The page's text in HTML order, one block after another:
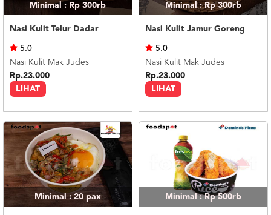
Minimal : Rp 300rb
Nasi Kulit Telur Dadar
LIHAT
5.0
Nasi Kulit Mak Judes
Rp.23.000
Minimal : Rp 300rb
Nasi Kulit Jamur Goreng
LIHAT
5.0
Nasi Kulit Mak Judes
Rp.23.000
Minimal : 20 pax Minimal : Rp 500rb